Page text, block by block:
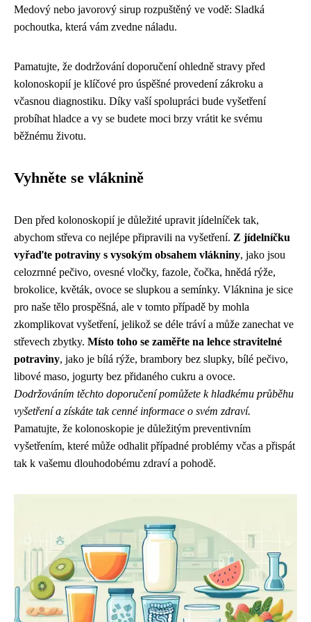
Medový nebo javorový sirup rozpuštěný ve vodě: Sladká
pochoutka, která vám zvedne náladu.
Pamatujte, že dodržování doporučení ohledně stravy před
kolonoskopií je klíčové pro úspěšné provedení zákroku a
včasnou diagnostiku. Díky vaší spolupráci bude vyšetření
probíhat hladce a vy se budete moci brzy vrátit ke svému
běžnému životu.
Vyhněte se vláknině
Den před kolonoskopií je důležité upravit jídelníček tak,
abychom střeva co nejlépe připravili na vyšetření. Z jídelníčku
vyřaďte potraviny s vysokým obsahem vlákniny, jako jsou
celozrnné pečivo, ovesné vločky, fazole, čočka, hnědá rýže,
brokolice, květák, ovoce se slupkou a semínky. Vláknina je sice
pro naše tělo prospěšná, ale v tomto případě by mohla
zkomplikovat vyšetření, jelikož se déle tráví a může zanechat ve
střevech zbytky. Místo toho se zaměřte na lehce stravitelné
potraviny, jako je bílá rýže, brambory bez slupky, bílé pečivo,
libové maso, jogurty bez přidaného cukru a ovoce.
Dodržováním těchto doporučení pomůžete k hladkému průběhu
vyšetření a získáte tak cenné informace o svém zdraví.
Pamatujte, že kolonoskopie je důležitým preventivním
vyšetřením, které může odhalit případné problémy včas a přispát
tak k vašemu dlouhodobému zdraví a pohodě.